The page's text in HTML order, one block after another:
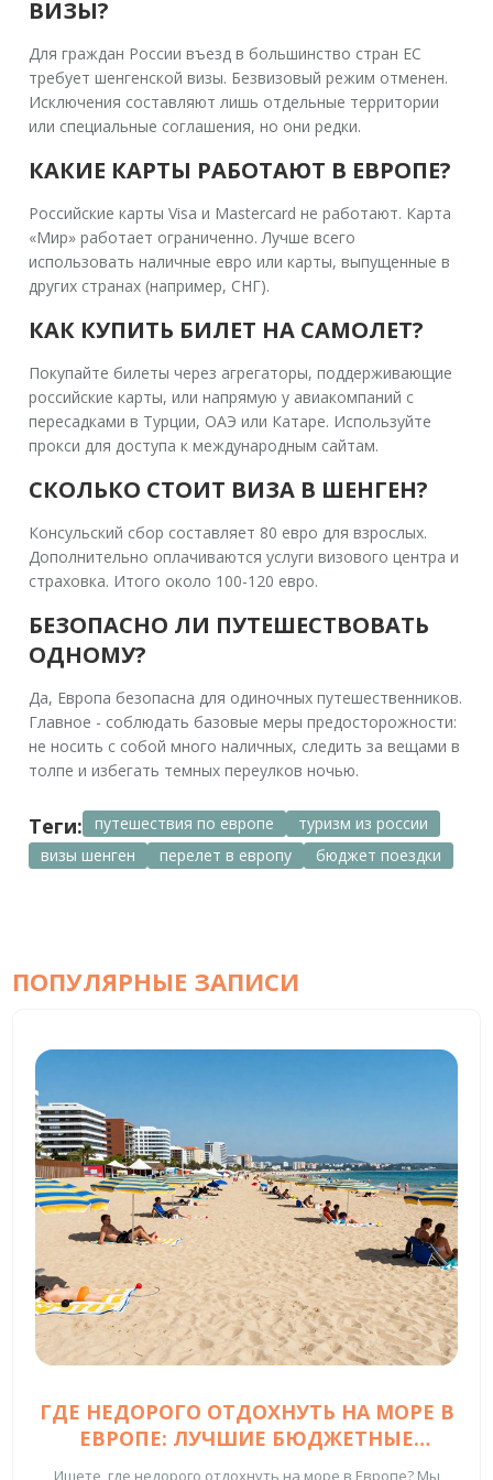
ВИЗЫ?
Для граждан России въезд в большинство стран ЕС
требует шенгенской визы. Безвизовый режим отменен.
Исключения составляют лишь отдельные территории
или специальные соглашения, но они редки.
КАКИЕ КАРТЫ РАБОТАЮТ В ЕВРОПЕ?
Российские карты Visa и Mastercard не работают. Карта
«Мир» работает ограниченно. Лучше всего
использовать наличные евро или карты, выпущенные в
других странах (например, СНГ).
КАК КУПИТЬ БИЛЕТ НА САМОЛЕТ?
Покупайте билеты через агрегаторы, поддерживающие
российские карты, или напрямую у авиакомпаний с
пересадками в Турции, ОАЭ или Катаре. Используйте
прокси для доступа к международным сайтам.
СКОЛЬКО СТОИТ ВИЗА В ШЕНГЕН?
Консульский сбор составляет 80 евро для взрослых.
Дополнительно оплачиваются услуги визового центра и
страховка. Итого около 100-120 евро.
БЕЗОПАСНО ЛИ ПУТЕШЕСТВОВАТЬ
ОДНОМУ?
Да, Европа безопасна для одиночных путешественников.
Главное - соблюдать базовые меры предосторожности:
не носить с собой много наличных, следить за вещами в
толпе и избегать темных переулков ночью.
Теги: путешествия по европе
туризм из россии
визы шенген
перелет в европу бюджет поездки
ПОПУЛЯРНЫЕ ЗАПИСИ
ГДЕ НЕДОРОГО ОТДОХНУТЬ НА МОРЕ В
ЕВРОПЕ: ЛУЧШИЕ БЮДЖЕТНЫЕ
НАПРАВЛЕНИЯ 2026 ГОДА
Ищете, где недорого отдохнуть на море в Европе? Мы